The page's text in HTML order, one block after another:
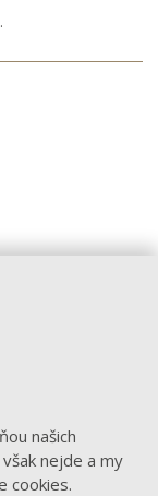
našich
nejde a my
cookies.
.